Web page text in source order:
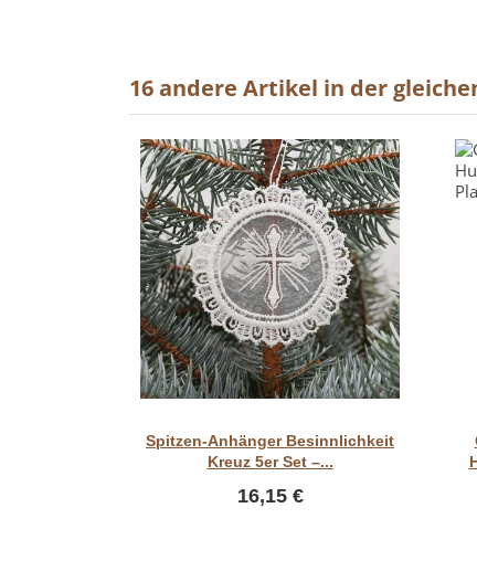
16 andere Artikel in der
Spitzen-Anhänger Besinnlichkeit
Kreuz 5er Set –...
16,15 €